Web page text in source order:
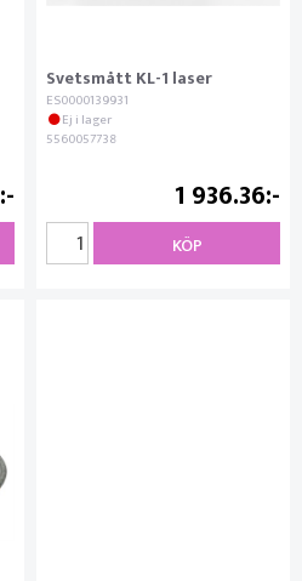
Svetsmått KL-1 laser
ES0000139931
Ej i lager
5560057738
1 936.36
KÖP